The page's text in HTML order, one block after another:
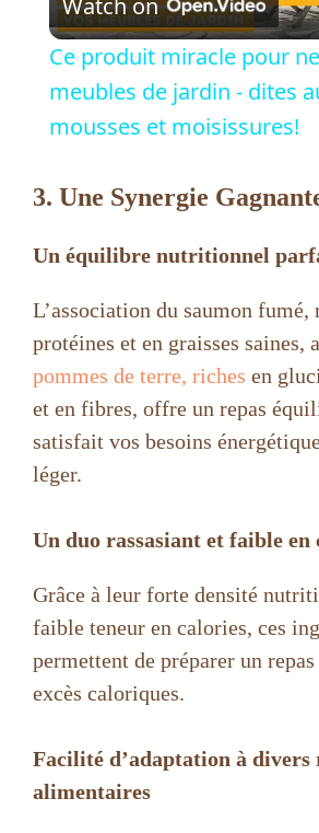
l
a
d
e
Watch on
Ce produit miracle pour
meubles de jardin - dites
mousses et moisissures!
3. Une Synergie
Un équilibre nutritionnel
L’association du saumon fumé,
protéines et en graisses saines,
pommes de terre, riches en
et en fibres, offre un repas
satisfait vos besoins
léger.
Un duo rassasiant et faible en
Grâce à leur forte densité
faible teneur en calories, ces
permettent de préparer un repas
excès caloriques.
Facilité d’adaptation à divers
alimentaires